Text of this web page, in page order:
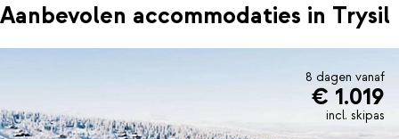
Aanbevolen accommodaties in Trysil
8 dagen vanaf
€ 1.019
incl. skipas